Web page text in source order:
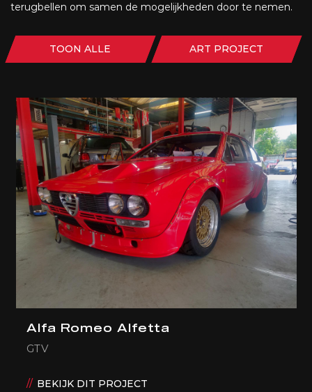
terugbellen om samen de mogelijkheden door te nemen.
TOON ALLE ART PROJECT
Alfa Romeo Alfetta
GTV
BEKIJK DIT PROJECT